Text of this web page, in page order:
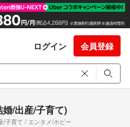
ログイン 会員登録
/出産/子育て)
/子育て / エンタメ/ホビー